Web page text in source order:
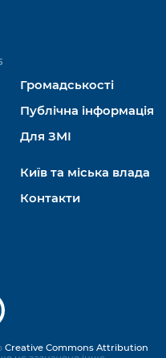
Громадськості
Публічна інформація
Для ЗМІ
Київ та міська влада
Контакти
Creative Commons Attribution